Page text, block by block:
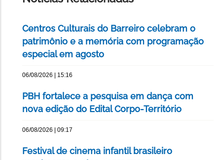
Centros Culturais do Barreiro celebram o
patrimônio e a memória com programação
especial em agosto
06/08/2026 | 15:16
PBH fortalece a pesquisa em dança com
nova edição do Edital Corpo-Território
06/08/2026 | 09:17
Festival de cinema infantil brasileiro